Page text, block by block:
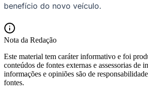
benefício do novo veículo.
Nota da Redação
Este material tem caráter informativo e foi
conteúdos de fontes externas e assessorias de
informações e opiniões são de
fontes.